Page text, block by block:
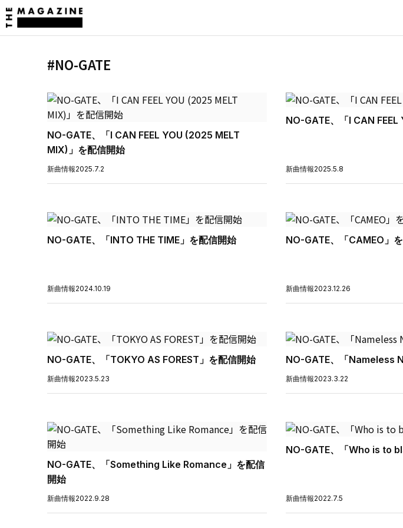
#NO-GATE
NO-GATE、「I CAN FEEL YOU (2025 MELT
MIX)」を配信開始
新曲情報2025.7.2
NO-GATE、「I CAN FEEL
新曲情報2025.5.8
NO-GATE、「INTO THE TIME」を配信開始
新曲情報2024.10.19
NO-GATE、「CAMEO」
新曲情報2023.12.26
NO-GATE、「TOKYO AS FOREST」を配信開始
新曲情報2023.5.23
NO-GATE、「Nameless
新曲情報2023.3.22
NO-GATE、「Something Like Romance」を配信
開始
新曲情報2022.9.28
NO-GATE、「Who is to
新曲情報2022.7.5